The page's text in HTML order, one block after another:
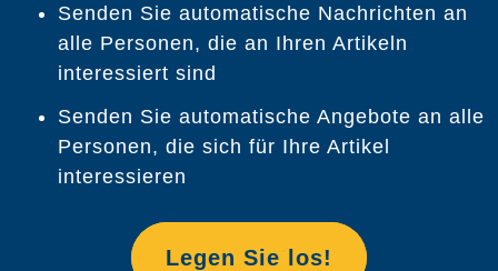
Senden Sie automatische Nachrichten an
alle Personen, die an Ihren Artikeln
interessiert sind
Senden Sie automatische Angebote an alle
Personen, die sich für Ihre Artikel
interessieren
Legen Sie los!